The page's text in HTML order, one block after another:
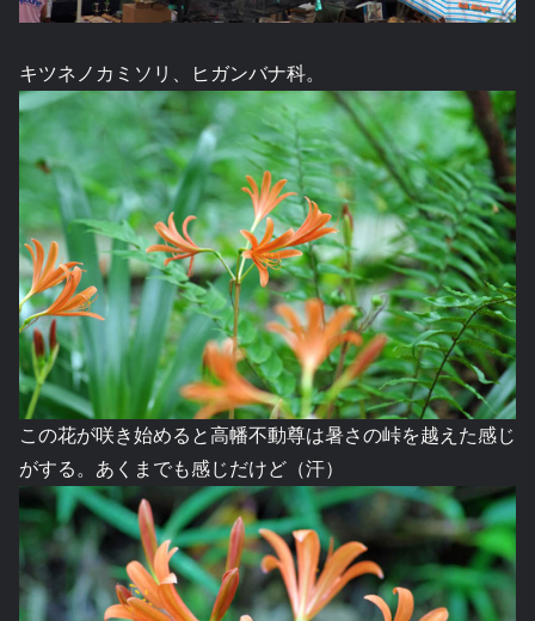
キツネノカミソリ、ヒガンバナ科。
この花が咲き始めると高幡不動尊は暑さの峠を越えた感じ
がする。あくまでも感じだけど（汗）